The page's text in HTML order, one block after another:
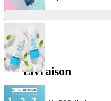
Livraison